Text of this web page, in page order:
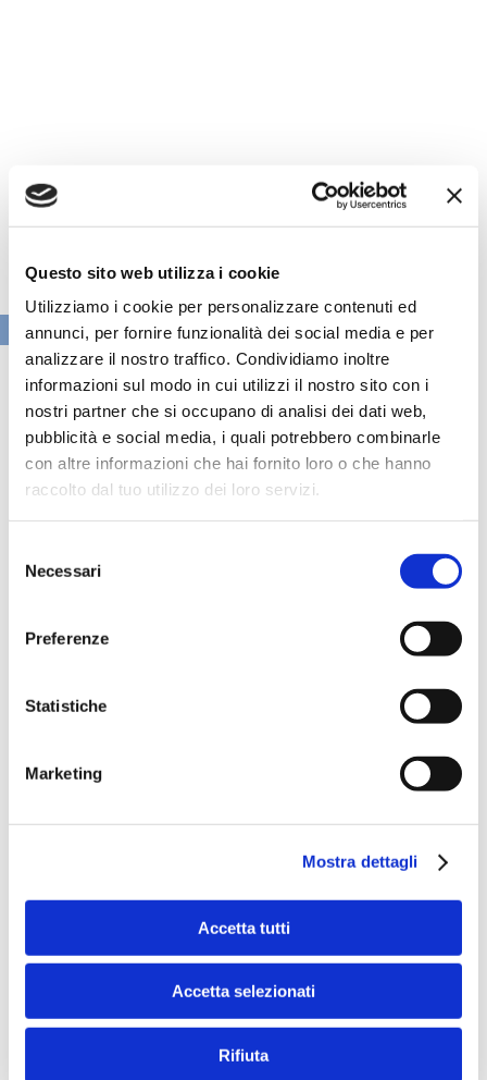
Questo sito web utilizza i cookie
Utilizziamo i cookie per personalizzare contenuti ed
annunci, per fornire funzionalità dei social media e per
analizzare il nostro traffico. Condividiamo inoltre
informazioni sul modo in cui utilizzi il nostro sito con i
nostri partner che si occupano di analisi dei dati web,
pubblicità e social media, i quali potrebbero combinarle
con altre informazioni che hai fornito loro o che hanno
raccolto dal tuo utilizzo dei loro servizi.
delNecessari
Preferenze
Statistiche
Marketing
Mostra dettagli
Accetta tutti
Accetta selezionati
Rifiuta
VAI ALLA SEZIONE BANCHE NEWS
Banche per l'inclusione